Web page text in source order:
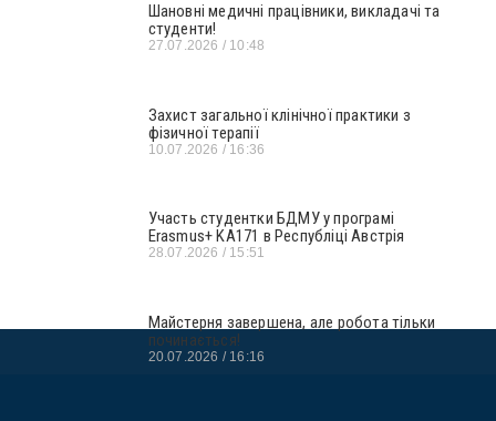
Шановні медичні працівники, викладачі та
студенти!
27.07.2026 10:48
Захист загальної клінічної практики з
фізичної терапії
10.07.2026 16:36
Участь студентки БДМУ у програмі
Erasmus+ KA171 в Республіці Австрія
28.07.2026 15:51
Майстерня завершена, але робота тільки
починається!
20.07.2026 16:16